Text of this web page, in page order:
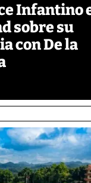
Infantino
sobre su
con De la